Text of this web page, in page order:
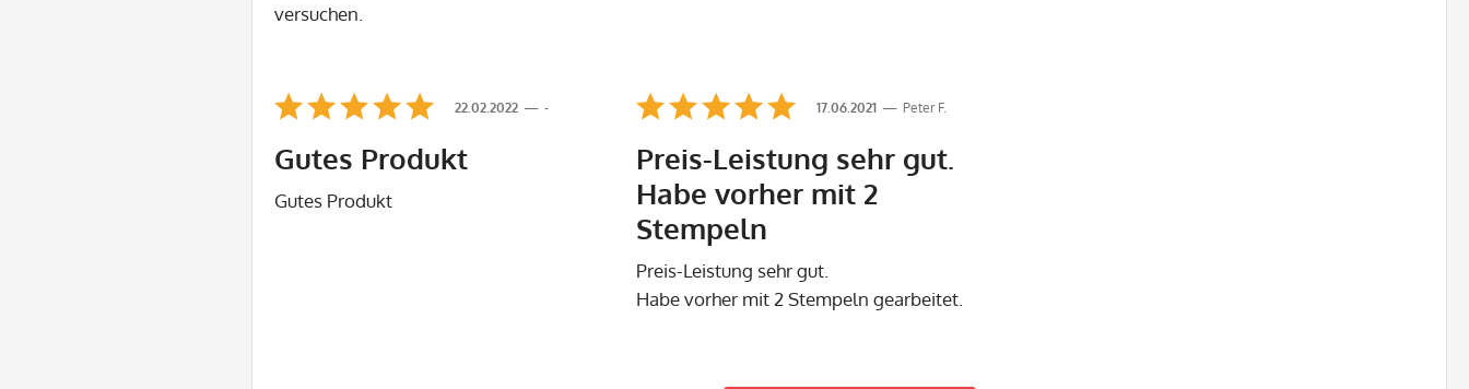
versuchen.
-
22.02.2022
Gutes Produkt
Gutes Produkt
Peter F.
17.06.2021
Preis-Leistung sehr gut.
Habe vorher mit 2
Stempeln
Preis-Leistung sehr gut.
Habe vorher mit 2 Stempeln gearbeitet.